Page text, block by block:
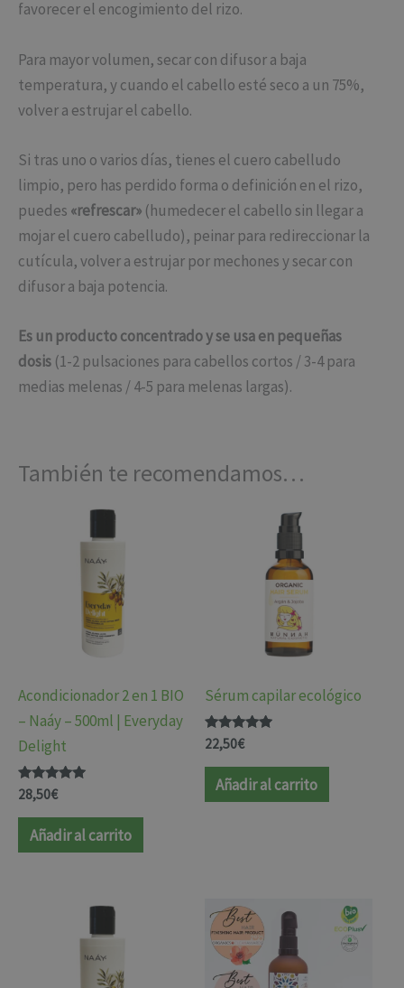
favorecer el encogimiento del rizo.
Para mayor volumen, secar con difusor a baja
temperatura, y cuando el cabello esté seco a un 75%,
volver a estrujar el cabello.
Si tras uno o varios días, tienes el cuero cabelludo
limpio, pero has perdido forma o definición en el rizo,
puedes «refrescar» (humedecer el cabello sin llegar a
mojar el cuero cabelludo), peinar para redireccionar la
cutícula, volver a estrujar por mechones y secar con
difusor a baja potencia.
Es un producto concentrado y se usa en pequeñas
dosis (1-2 pulsaciones para cabellos cortos / 3-4 para
medias melenas / 4-5 para melenas largas).
También te recomendamos…
Acondicionador 2 en 1 BIO
– Naáy – 500ml | Everyday
Delight
Valorado
con
4.88
de 5
28,50€
Añadir al carrito
Sérum capilar ecológico
Valorado
con
4.80
de 5
22,50€
Añadir al carrito